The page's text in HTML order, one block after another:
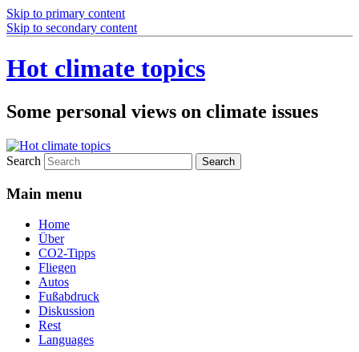
Skip to primary content
Skip to secondary content
Hot climate topics
Some personal views on climate issues
Search
Main menu
Home
Über
CO2-Tipps
Fliegen
Autos
Fußabdruck
Diskussion
Rest
Languages